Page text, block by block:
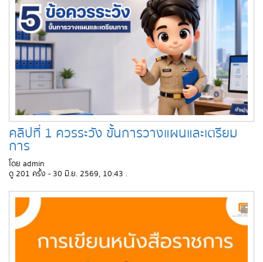
คลิปที่ 1 ควรระวัง ขั้นการวางแผนและเตรียม
การ
โดย admin
ดู 201 ครั้ง - 30 มิ.ย. 2569, 10:43 .